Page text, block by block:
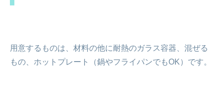
用意するものは、材料の他に耐熱のガラス容器、混ぜる
もの、ホットプレート（鍋やフライパンでもOK）です。